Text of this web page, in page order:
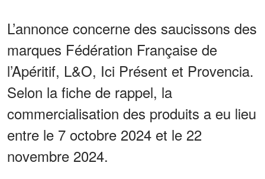
L’annonce concerne des saucissons des
marques Fédération Française de
l’Apéritif, L&O, Ici Présent et Provencia.
Selon la fiche de rappel, la
commercialisation des produits a eu lieu
entre le 7 octobre 2024 et le 22
novembre 2024.